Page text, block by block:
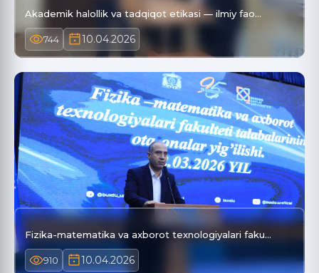
Akademik halollik va tadqiqot etikasi — ilmiy fao…
744 10.04.2026
Fizika-matematika va axborot texnologiyalari faku…
910 10.04.2026